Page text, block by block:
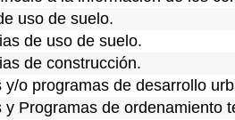
uso de suelo.
de uso de suelo.
de construcción.
y/o programas de desarrollo
y Programas de ordenamiento